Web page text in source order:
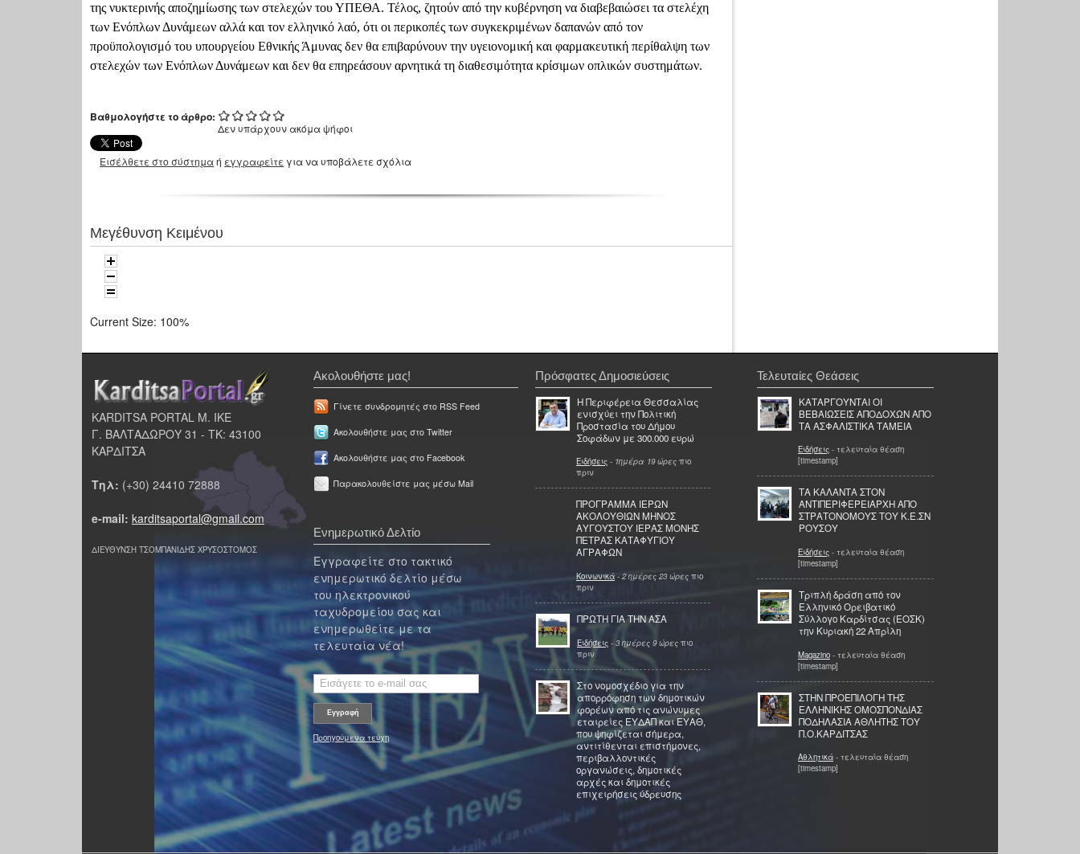
της νυκτερινής αποζημίωσης των στελεχών του ΥΠΕΘΑ. Τέλος, ζητούν από την κυβέρνηση να διαβεβαιώσει τα στελέχη
των Ενόπλων Δυνάμεων αλλά και τον ελληνικό λαό, ότι οι περικοπές των συγκεκριμένων δαπανών από τον
προϋπολογισμό του υπουργείου Εθνικής Άμυνας δεν θα επιβαρύνουν την υγειονομική και φαρμακευτική περίθαλψη των
στελεχών των Ενόπλων Δυνάμεων και δεν θα επηρεάσουν αρνητικά τη διαθεσιμότητα κρίσιμων οπλικών συστημάτων.
Βαθμολογήστε το άρθρο:
Δεν υπάρχουν ακόμα ψήφοι
Εισέλθετε στο σύστημαή εγγραφείτε για να υποβάλετε σχόλια
Μεγέθυνση Κειμένου
Current Size: 100%
KARDITSA PORTAL Μ. ΙΚΕ
Γ. ΒΑΛΤΑΔΩΡΟΥ 31 - ΤΚ: 43100
ΚΑΡΔΙΤΣΑ
Τηλ: (+30) 24410 72888
e-mail: karditsaportal@gmail.com
ΔΙΕΥΘΥΝΣΗ ΤΣΟΜΠΑΝΙΔΗΣ ΧΡΥΣΟΣΤΟΜΟΣ
Ακολουθήστε μας!
Γίνετε συνδρομητές στο RSS Feed
Ακολουθήστε μας στο Twitter
Ακολουθήστε μας στο Facebook
Παρακολουθείστε μας μέσω Mail
Ενημερωτικό Δελτίο
Εγγραφείτε στο τακτικό
ενημερωτικό δελτίο μέσω
του ηλεκτρονικού
ταχυδρομείου σας και
ενημερωθείτε με τα
τελευταία νέα!
Προηγούμενα τεύχη
Πρόσφατες Δημοσιεύσεις
Η Περιφέρεια Θεσσαλίας
ενισχύει την Πολιτική
Προστασία του Δήμου
Σοφάδων με 300.000 ευρώ
Ειδήσεις - 1ημέρα 19 ώρες πιο
πριν
ΠΡΟΓΡΑΜΜΑ ΙΕΡΩΝ
ΑΚΟΛΟΥΘΙΩΝ ΜΗΝΟΣ
ΑΥΓΟΥΣΤΟΥ ΙΕΡΑΣ ΜΟΝΗΣ
ΠΕΤΡΑΣ ΚΑΤΑΦΥΓΙΟΥ
ΑΓΡΑΦΩΝ
Κοινωνικά - 2 ημέρες 23 ώρες πιο
πριν
ΠΡΩΤΗ ΓΙΑ ΤΗΝ ΑΣΑ
Ειδήσεις - 3 ημέρες 9 ώρες πιο
πριν
Στο νομοσχέδιο για την
απορρόφηση των δημοτικών
φορέων από τις ανώνυμες
εταιρείες ΕΥΔΑΠ και ΕΥΑΘ,
που ψηφίζεται σήμερα,
αντιτίθενται επιστήμονες,
περιβαλλοντικές
οργανώσεις, δημοτικές
αρχές και δημοτικές
επιχειρήσεις ύδρευσης
Τελευταίες Θεάσεις
ΚΑΤΑΡΓΟΥΝΤΑΙ ΟΙ
ΒΕΒΑΙΩΣΕΙΣ ΑΠΟΔΟΧΩΝ ΑΠΟ
ΤΑ ΑΣΦΑΛΙΣΤΙΚΑ ΤΑΜΕΙΑ
Ειδήσεις - τελευταία θέαση
[timestamp]
ΤΑ ΚΑΛΑΝΤΑ ΣΤΟΝ
ΑΝΤΙΠΕΡΙΦΕΡΕΙΑΡΧΗ ΑΠΟ
ΣΤΡΑΤΟΝΟΜΟΥΣ ΤΟΥ Κ.Ε.ΣΝ
ΡΟΥΣΟΥ
Ειδήσεις - τελευταία θέαση
[timestamp]
Τριπλή δράση από τον
Ελληνικό Ορειβατικό
Σύλλογο Καρδίτσας (ΕΟΣΚ)
την Κυριακή 22 Απρίλη
Magazino - τελευταία θέαση
[timestamp]
ΣΤΗΝ ΠΡΟΕΠΙΛΟΓΗ ΤΗΣ
ΕΛΛΗΝΙΚΗΣ ΟΜΟΣΠΟΝΔΙΑΣ
ΠΟΔΗΛΑΣΙΑ ΑΘΛΗΤΗΣ ΤΟΥ
Π.Ο.ΚΑΡΔΙΤΣΑΣ
Αθλητικά - τελευταία θέαση
[timestamp]